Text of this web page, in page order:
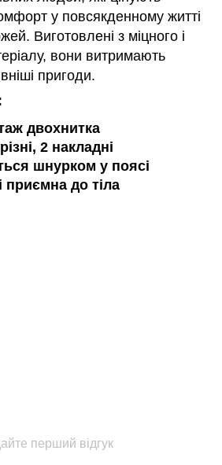
у повсякденному житті
Виготовлені з міцного і
вони витримають
пригоди.
двохнитка
2 накладні
шнурком у поясі
приємна до тіла
перший відгук